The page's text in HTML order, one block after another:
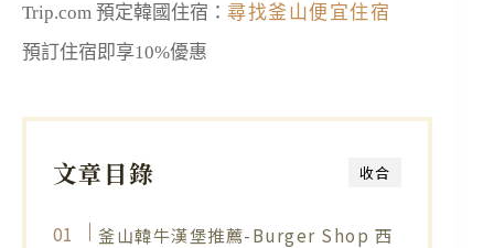
Trip.com 預定韓國住宿： 尋找釜山便宜住宿
預訂住宿即享10%優惠
收合
文章目錄
釜山韓牛漢堡推薦-Burger Shop 西